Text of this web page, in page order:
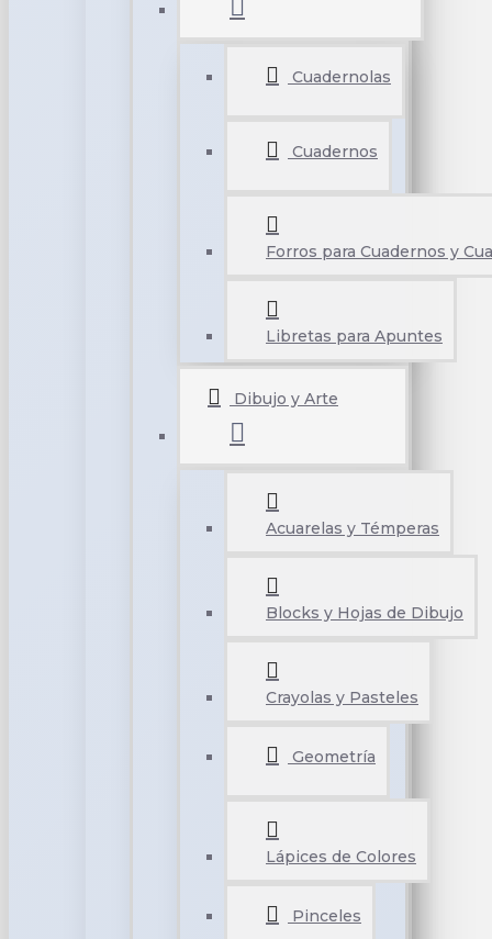
Cuadernolas
Cuadernos
Forros para Cuadernos y
Libretas para Apuntes
Dibujo y Arte
Acuarelas y Témperas
Blocks y Hojas de Dibujo
Crayolas y Pasteles
Geometría
Lápices de Colores
Pinceles